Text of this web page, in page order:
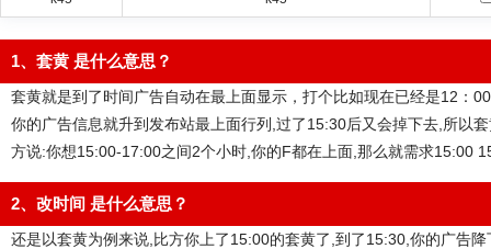
1、套黄 是什么意思？
套黄就是到了时间广告自动在最上面显示，打个比如现在已经是12：
你的广告信息就升到发布站最上面行列,过了15:30后又会掉下去,所以
方说:你想15:00-17:00之间2个小时,你的F都在上面,那么就需求15:00
2、改时间 是什么意思？
还是以套黄为例来说,比方你上了15:00的套黄了,到了15:30,你的广告